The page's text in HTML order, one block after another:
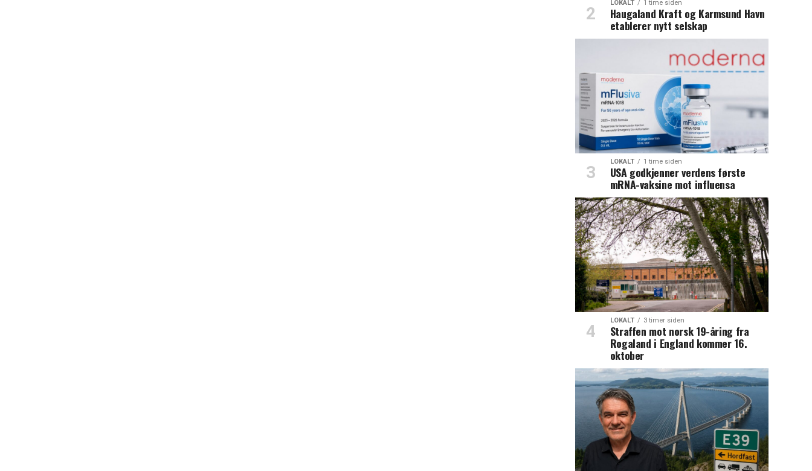
LOKALT 1 time siden
Haugaland Kraft og Karmsund Havn
etablerer nytt selskap
LOKALT 1 time siden
USA godkjenner verdens første
mRNA-vaksine mot influensa
LOKALT 3 timer siden
Straffen mot norsk 19-åring fra
Rogaland i England kommer 16.
oktober